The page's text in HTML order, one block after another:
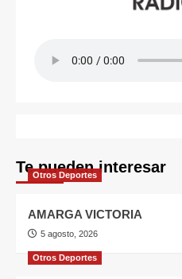
Te pueden interesar
Otros Deportes
AMARGA VICTORIA
5 agosto, 2026
Otros Deportes